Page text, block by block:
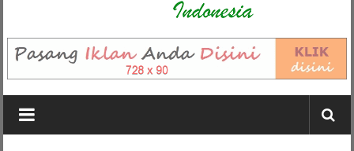
CITRANEWS
INDONESIA
BERANI
DAN
KRISTIS